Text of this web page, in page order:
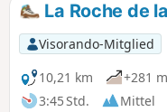
La Roche de
Visorando-Mitglied
10,21 km
+281 m
3:45 Std.
Mittel